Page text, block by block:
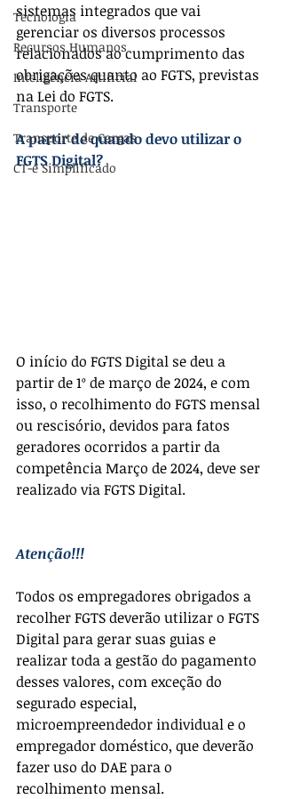
Tecnologia
Recursos Humanos
Inteligência Artificial
Transporte
Transporte de Cargas
CT-e Simplificado
sistemas integrados que vai
gerenciar os diversos processos
relacionados ao cumprimento das
obrigações quanto ao FGTS, previstas
na Lei do FGTS.
A partir de quando devo utilizar o
FGTS Digital?
O início do FGTS Digital se deu a
partir de 1º de março de 2024, e com
isso, o recolhimento do FGTS mensal
ou rescisório, devidos para fatos
geradores ocorridos a partir da
competência Março de 2024, deve ser
realizado via FGTS Digital.
Atenção!!!
Todos os empregadores obrigados a
recolher FGTS deverão utilizar o FGTS
Digital para gerar suas guias e
realizar toda a gestão do pagamento
desses valores, com exceção do
segurado especial,
microempreendedor individual e o
empregador doméstico, que deverão
fazer uso do DAE para o
recolhimento mensal.